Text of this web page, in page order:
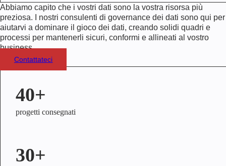
Abbiamo capito che i vostri dati sono la vostra risorsa più
preziosa. I nostri consulenti di governance dei dati sono qui per
aiutarvi a dominare il gioco dei dati, creando solidi quadri e
processi per mantenerli sicuri, conformi e allineati al vostro
business.
Contattateci
40+
progetti consegnati
30+